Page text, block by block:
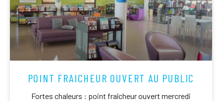
POINT FRAICHEUR OUVERT AU PUBLIC
Fortes chaleurs : point fraîcheur ouvert mercredi